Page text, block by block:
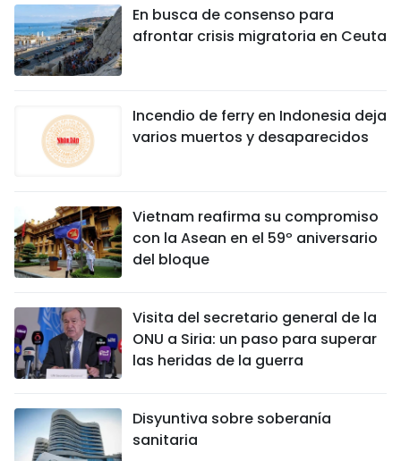
En busca de consenso para
afrontar crisis migratoria en Ceuta
Incendio de ferry en Indonesia deja
varios muertos y desaparecidos
Vietnam reafirma su compromiso
con la Asean en el 59º aniversario
del bloque
Visita del secretario general de la
ONU a Siria: un paso para superar
las heridas de la guerra
Disyuntiva sobre soberanía
sanitaria